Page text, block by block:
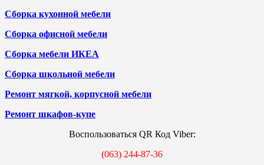
Сборка кухонной мебели
Сборка офисной мебели
Сборка мебели ИКЕА
Сборка школьной мебели
Ремонт мягкой, корпусной мебели
Ремонт шкафов-купе
Воспользоваться QR Код Viber:
(063) 244-87-36